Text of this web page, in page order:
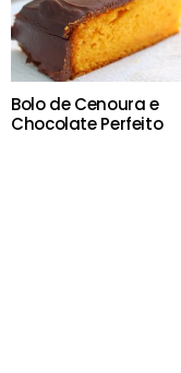
Bolo de Cenoura e
Chocolate Perfeito